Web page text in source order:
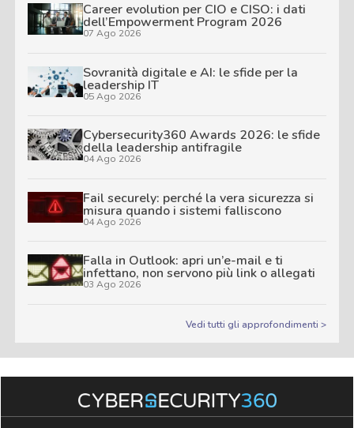
Career evolution per CIO e CISO: i dati
dell’Empowerment Program 2026
07 Ago 2026
Sovranità digitale e AI: le sfide per la
leadership IT
05 Ago 2026
Cybersecurity360 Awards 2026: le sfide
della leadership antifragile
04 Ago 2026
Fail securely: perché la vera sicurezza si
misura quando i sistemi falliscono
04 Ago 2026
Falla in Outlook: apri un’e-mail e ti
infettano, non servono più link o allegati
03 Ago 2026
Vedi tutti gli approfondimenti >